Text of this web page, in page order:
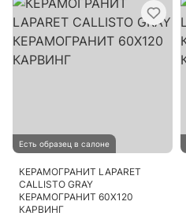
Есть образец в салоне
КЕРАМОГРАНИТ LAPARET
CALLISTO GRAY
КЕРАМОГРАНИТ 60X120
КАРВИНГ